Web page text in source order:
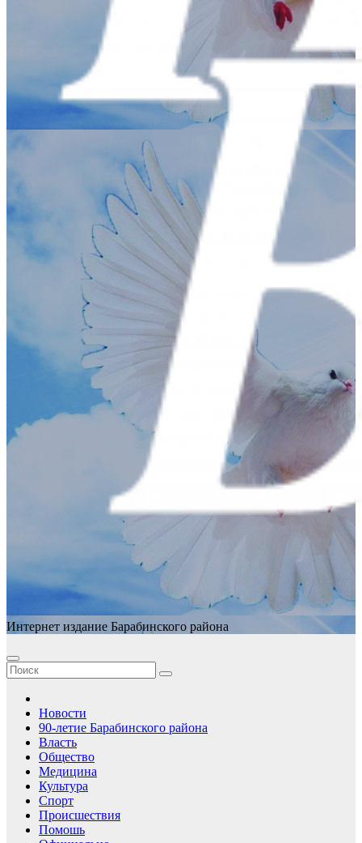
Интернет издание Барабинского района
Новости
90-летие Барабинского района
Власть
Общество
Медицина
Культура
Спорт
Происшествия
Помошь